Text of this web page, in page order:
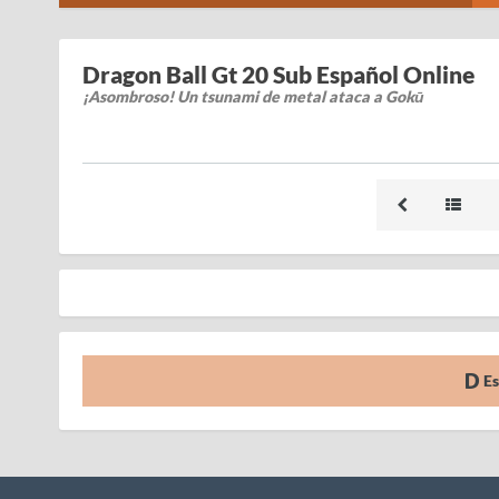
Dragon Ball Gt 20 Sub Español Online
¡Asombroso! Un tsunami de metal ataca a Gokū